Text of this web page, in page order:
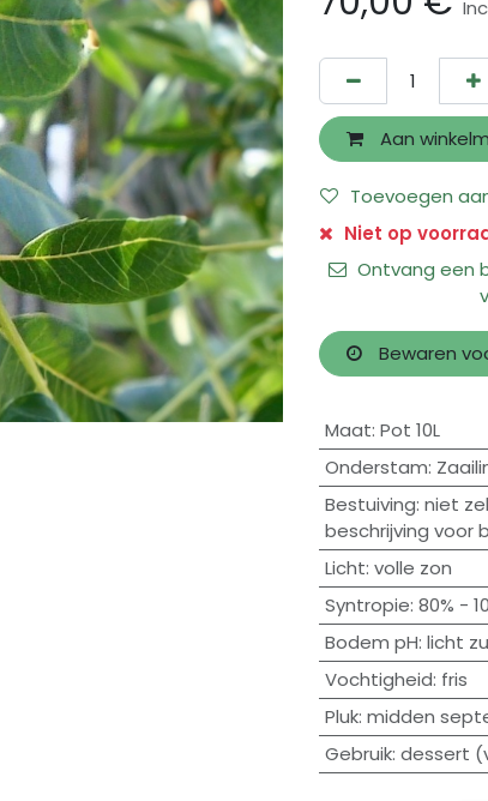
Aan
Toevoegen
Niet op
Ontvang een
Bewaren
Maat: Pot 10L
Onderstam:
Bestuiving: niet
beschrijving voor
Licht: volle zon
Syntropie: 80% -
Bodem pH: licht
Vochtigheid: fris
Pluk: midden
Gebruik: dessert